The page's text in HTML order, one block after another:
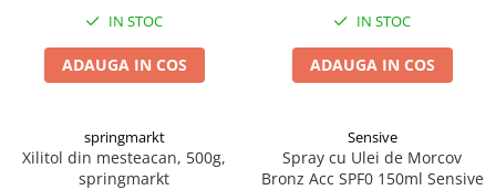
IN STOC
ADAUGA IN COS
IN STOC
ADAUGA IN COS
springmarkt
Xilitol din mesteacan, 500g,
springmarkt
Sensive
Spray cu Ulei de Morcov
Bronz Acc SPF0 150ml Sensive